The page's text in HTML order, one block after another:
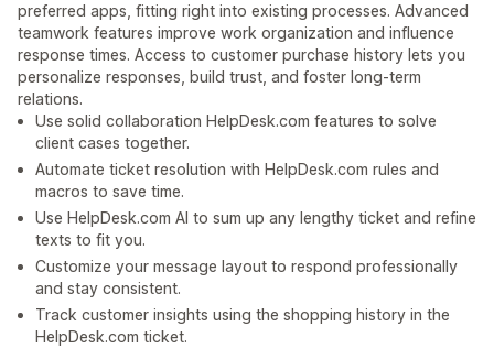
preferred apps, fitting right into existing processes. Advanced
teamwork features improve work organization and influence
response times. Access to customer purchase history lets you
personalize responses, build trust, and foster long-term
relations.
Use solid collaboration HelpDesk.com features to solve
client cases together.
Automate ticket resolution with HelpDesk.com rules and
macros to save time.
Use HelpDesk.com AI to sum up any lengthy ticket and refine
texts to fit you.
Customize your message layout to respond professionally
and stay consistent.
Track customer insights using the shopping history in the
HelpDesk.com ticket.